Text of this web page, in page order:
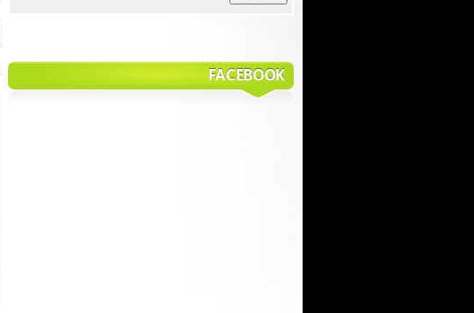
FACEBOOK